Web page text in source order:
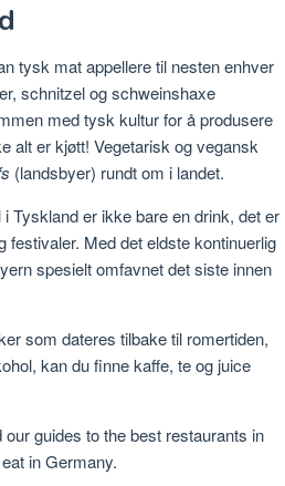
tysk mat appellere til nesten enhver
schnitzel og schweinshaxe
med tysk kultur for å produsere
alt er kjøtt! Vegetarisk og vegansk
(landsbyer) rundt om i landet.
Tyskland er ikke bare en drink, det er
Med det eldste kontinuerlig
spesielt omfavnet det siste innen
som dateres tilbake til romertiden,
kan du finne kaffe, te og juice
guides to the best restaurants in
in Germany.